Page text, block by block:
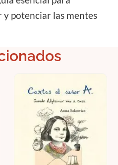
potenciar las mentes